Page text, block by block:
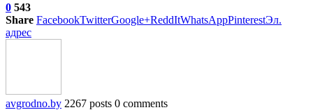
0 543
Share FacebookTwitterGoogle+ReddItWhatsAppPinterestЭл.
адрес
avgrodno.by 2267 posts 0 comments